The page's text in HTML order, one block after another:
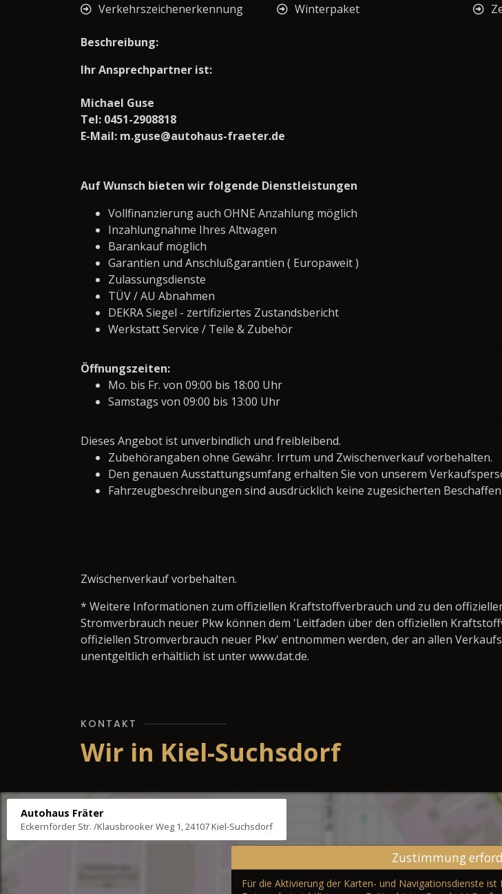
Verkehrszeichenerkennung
Winterpaket
Beschreibung:
Ihr Ansprechpartner ist:
Michael Guse
Tel: 0451-2908818
E-Mail: m.guse@autohaus-fraeter.de
Auf Wunsch bieten wir folgende Dienstleistungen
Vollfinanzierung auch OHNE Anzahlung möglich
Inzahlungnahme Ihres Altwagen
Barankauf möglich
Garantien und Anschlußgarantien ( Europaweit )
Zulassungsdienste
TÜV / AU Abnahmen
DEKRA Siegel - zertifiziertes Zustandsbericht
Werkstatt Service / Teile & Zubehör
Öffnungszeiten:
Mo. bis Fr. von 09:00 bis 18:00 Uhr
Samstags von 09:00 bis 13:00 Uhr
Dieses Angebot ist unverbindlich und freibleibend.
Zubehörangaben ohne Gewähr. Irrtum und Zwischenverkauf vorbehalten.
Den genauen Ausstattungsumfang erhalten Sie von unserem
Fahrzeugbeschreibungen sind ausdrücklich keine zugesicherten
Zwischenverkauf vorbehalten.
* Weitere Informationen zum offiziellen Kraftstoffverbrauch und zu den
Stromverbrauch neuer Pkw können dem 'Leitfaden über den offiziellen
offiziellen Stromverbrauch neuer Pkw' entnommen werden, der an allen
unentgeltlich erhältlich ist unter www.dat.de.
KONTAKT
Wir in Kiel-Suchsdorf
Autohaus Fräter
Eckernförder Str. /Klausbrooker Weg 1, 24107 Kiel-Suchsdorf
Zustimmung
Für die Aktivierung der Karten- und Navigationsdienste